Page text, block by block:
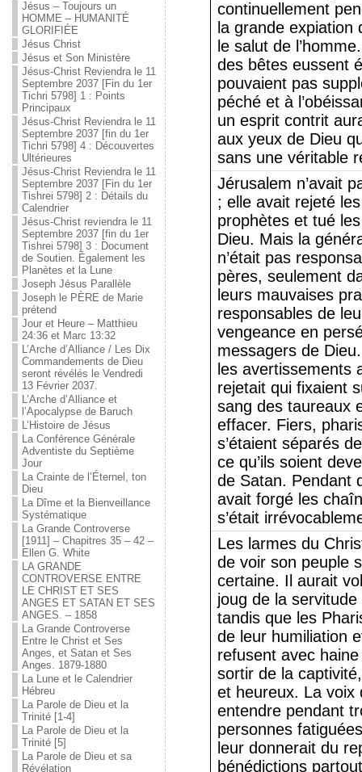
Jésus – Toujours un
HOMME – HUMANITÉ
GLORIFIÉE
Jésus Christ
Jésus et Son Ministère
Jésus-Christ Reviendra le 11
Septembre 2037 [Fin du 1er
Tichri 5798] 1 : Points
Principaux
Jésus-Christ Reviendra le 11
Septembre 2037 [fin du 1er
Tichri 5798] 4 : Découvertes
Ultérieures
Jésus-Christ Reviendra le 11
Septembre 2037 [Fin du 1er
Tishrei 5798] 2 : Détails du
Calendrier
Jésus-Christ reviendra le 11
Septembre 2037 [fin du 1er
Tishrei 5798] 3 : Document
de Soutien. Également les
Planètes et la Lune
Joseph Jésus Parallèle
Joseph le PÈRE de Marie
prétend
Jour et Heure – Matthieu
24:36 et Marc 13:32
L’Arche d’Alliance / Les Dix
Commandements de Dieu
seront révélés le Vendredi
13 Février 2037.
L’Arche d’Alliance et
l’Apocalypse de Baruch
L’Histoire de Jésus
La Conférence Générale
Adventiste du Septième
Jour
La Crainte de l’Éternel, ton
Dieu
La Dîme et la Bienveillance
Systématique
La Grande Controverse
[1911] – Chapitres 35 – 42 –
Ellen G. White
LA GRANDE
CONTROVERSE ENTRE
LE CHRIST ET SES
ANGES ET SATAN ET SES
ANGES. – 1858
La Grande Controverse
Entre le Christ et Ses
Anges, et Satan et Ses
Anges. 1879-1880
La Lune et le Calendrier
Hébreu
La Parole de Dieu et la
Trinité [1-4]
La Parole de Dieu et la
Trinité [5]
La Parole de Dieu et sa
Révélation
continuellement
la grande
le salut de
des bêtes eussent
pouvaient pas
péché et à
un esprit contrit
aux yeux de Dieu
sans une véritable
Jérusalem n’avait
; elle avait rejeté
prophètes et tué
Dieu. Mais la
n’était pas
pères, seulement
leurs mauvaises
responsables de
vengeance en
messagers de
les avertissements
rejetait qui fixaient
sang des taureaux
effacer. Fiers,
s’étaient séparés
ce qu’ils soient
de Satan. Pendant
avait forgé les
s’était
Les larmes du
de voir son peuple
certaine. Il aurait
joug de la
tandis que les
de leur humiliation
refusent avec
sortir de la
et heureux. La voix
entendre pendant
personnes
leur donnerait du
bénédictions